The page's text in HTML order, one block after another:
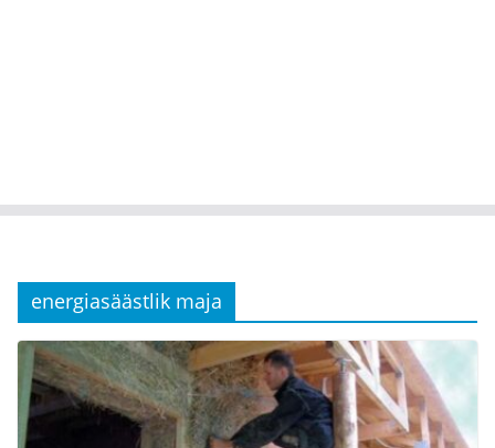
energiasäästlik maja